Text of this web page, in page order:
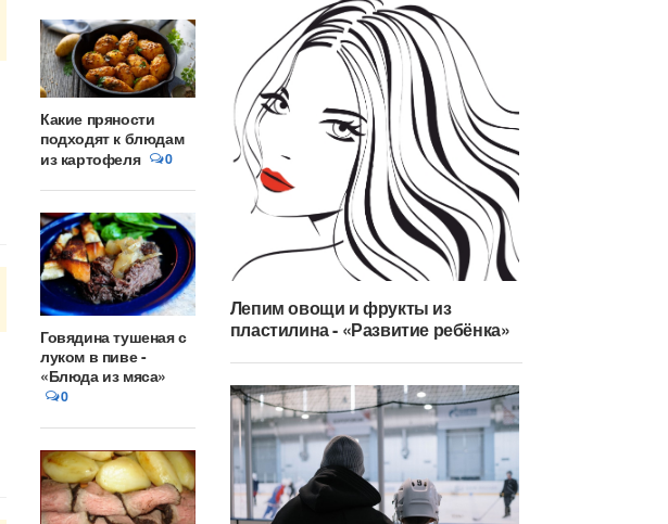
Какие пряности
подходят к блюдам
из картофеля
0
Говядина тушеная с
луком в пиве -
«Блюда из мяса»
0
Лепим овощи и фрукты из
пластилина - «Развитие ребёнка»